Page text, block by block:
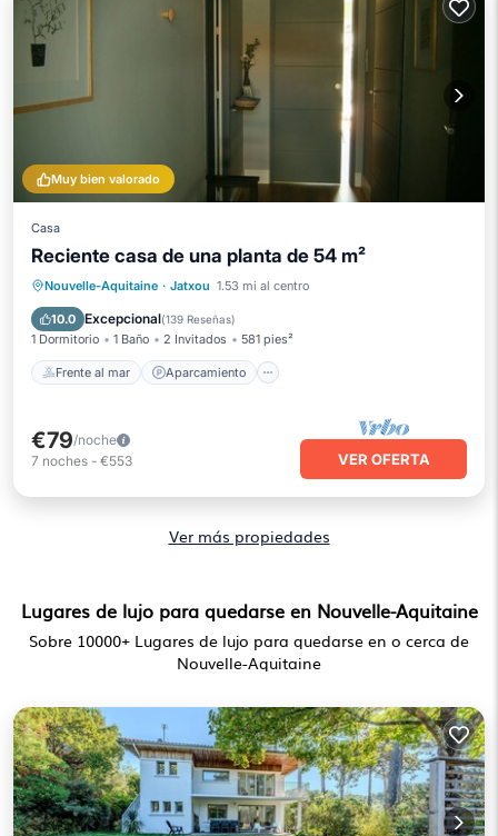
Muy bien valorado
Casa
Reciente casa de una planta de 54 m²
Nouvelle-Aquitaine · Jatxou 1.53 mi al centro
10.0 Excepcional(139 Reseñas)
1 Dormitorio 1 Baño 2 Invitados 581 pies²
Frente al mar Aparcamiento
Frente al mar
Aparcamiento
Vista al mar
Balcón/Terraza
€79/noche
7 noches - €553 VER OFERTA
Ver más propiedades
Lugares de lujo para quedarse en Nouvelle-Aquitaine
Sobre 10000+ Lugares de lujo para quedarse en o cerca de
Nouvelle-Aquitaine